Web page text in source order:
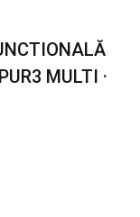
MULTI ·